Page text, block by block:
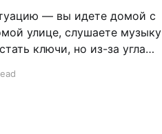
— вы идете домой с
улице, слушаете музыку
ключи, но из-за угла
(на первый взгляд) и бьют